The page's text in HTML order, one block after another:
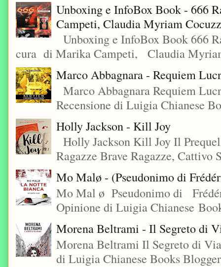
Unboxing e InfoBox Book - 666
Campeti, Claudia Myriam
Unboxing e InfoBox Book 666
cura di Marika Campeti, Claudia
Marco Abbagnara - Requiem
Marco Abbagnara Requiem
Recensione di Luigia Chianese
Holly Jackson - Kill Joy
Holly Jackson Kill Joy Il
Ragazze Brave Ragazze, Cattivo
Mo Malø - (Pseudonimo di
Mo Mal ø Pseudonimo di
Opinione di Luigia Chianese
Morena Beltrami - Il Segreto di
Morena Beltrami Il Segreto di
di Luigia Chianese Books